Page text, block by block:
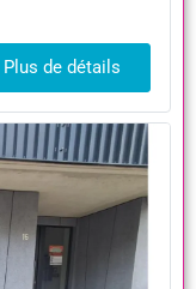
Plus de détails